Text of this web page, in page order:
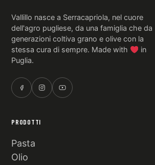
Vallillo nasce a Serracapriola, nel cuore
dell'agro pugliese, da una famiglia che da
generazioni coltiva grano e olive con la
stessa cura di sempre. Made with
in
Puglia.
PRODOTTI
Pasta
Olio